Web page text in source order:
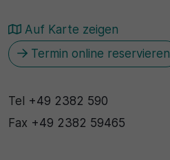
Auf Karte zeigen
Termin online reservieren
Tel +49 2382 590
Fax +49 2382 59465